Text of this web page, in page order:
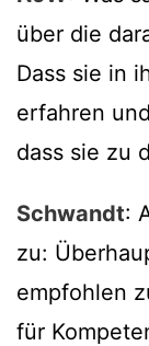
über die
Dass sie in
erfahren
dass sie zu
Schwandt:
zu:
empfohlen
für